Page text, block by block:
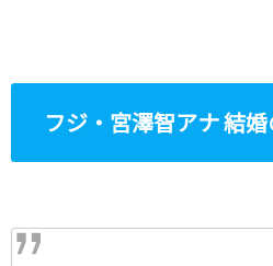
フジ・宮澤智アナ 結